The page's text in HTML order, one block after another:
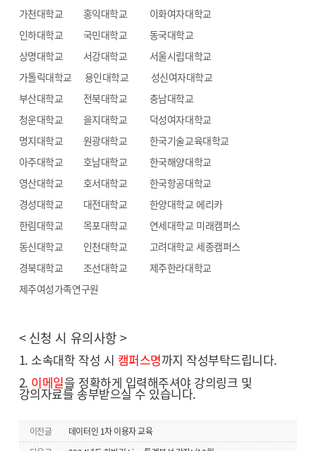
가천대학교 홍익대학교 이화여자대학교
인하대학교 국민대학교 동국대학교
상명대학교 서강대학교 서울시립대학교
가톨릭대학교 용인대학교 성신여자대학교
부산대학교 전북대학교 충남대학교
청운대학교 을지대학교 덕성여자대학교
명지대학교 원광대학교 한국기술교육대학교
아주대학교 호남대학교 한국해양대학교
영산대학교 호서대학교 한국항공대학교
경성대학교 대전대학교 한양대학교 에리카
한림대학교 목포대학교 연세대학교 미래캠퍼스
동신대학교 인천대학교 고려대학교 세종캠퍼스
경북대학교 조선대학교 제주한라대학교
제주여성가족연구원
< 신청 시 유의사항 >
1. 소속대학 작성 시 캠퍼스명까지 작성부탁드립니다.
2. 이메일을 정확하게 입력해주셔야 강의링크 및
강의자료를 송부받으실 수 있습니다.
이전글
데이터인 1차 이용자 교육